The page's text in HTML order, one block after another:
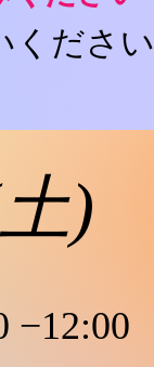
ください
)
−12:00